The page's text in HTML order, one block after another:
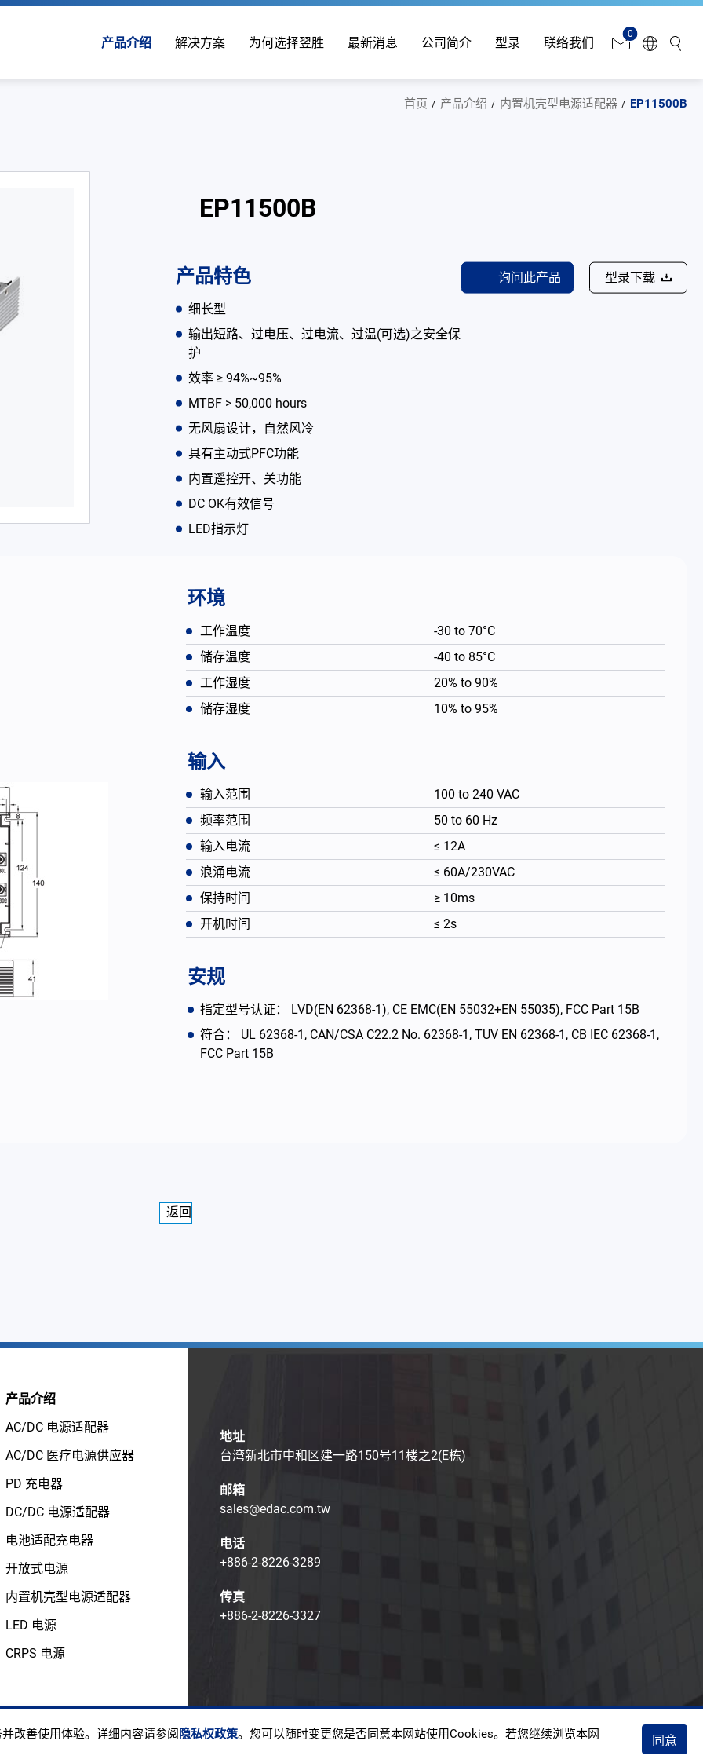
产品介绍 解决方案 为何选择翌胜 最新消息 公司简介 型录 联络我们
0
首页 产品介绍 内置机壳型电源适配器 EP11500B
EP11500B
产品特色
细长型
输出短路、过电压、过电流、过温(可选)之安全保
护
效率 ≥ 94%~95%
MTBF > 50,000 hours
无风扇设计，自然风冷
具有主动式PFC功能
内置遥控开、关功能
DC OK有效信号
LED指示灯
询问此产品 型录下载
环境
工作温度
-30 to 70°C
储存温度
-40 to 85°C
工作湿度
20% to 90%
储存湿度
10% to 95%
输入
输入范围
100 to 240 VAC
频率范围
50 to 60 Hz
输入电流
≤ 12A
浪涌电流
≤ 60A/230VAC
保持时间
≥ 10ms
开机时间
≤ 2s
安规
指定型号认证： LVD(EN 62368-1), CE EMC(EN 55032+EN 55035), FCC Part 15B
符合： UL 62368-1, CAN/CSA C22.2 No. 62368-1, TUV EN 62368-1, CB IEC 62368-1,
FCC Part 15B
返回
产品介绍
AC/DC 电源适配器
AC/DC 医疗电源供应器
PD 充电器
DC/DC 电源适配器
电池适配充电器
开放式电源
内置机壳型电源适配器
LED 电源
CRPS 电源
地址
台湾新北市中和区建一路150号11楼之2(E栋)
邮箱
sales@edac.com.tw
电话
+886-2-8226-3289
传真
+886-2-8226-3327
© EDAC POWER ELECTRONICS CO., LTD. 使用条款 隐私权政策
English 繁體中文
改善使用体验。详细内容请参阅 隐私权政策。您可以随时变更您是否同意本网站使用Cookies。若您继续浏览本网 同意